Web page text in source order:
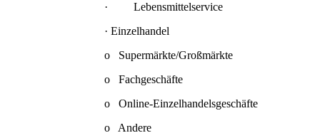
· Lebensmittelservice
· Einzelhandel
o Supermärkte/Großmärkte
o Fachgeschäfte
o Online-Einzelhandelsgeschäfte
o Andere